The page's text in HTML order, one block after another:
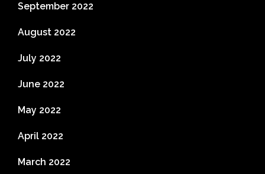
September 2022
August 2022
July 2022
June 2022
May 2022
April 2022
March 2022